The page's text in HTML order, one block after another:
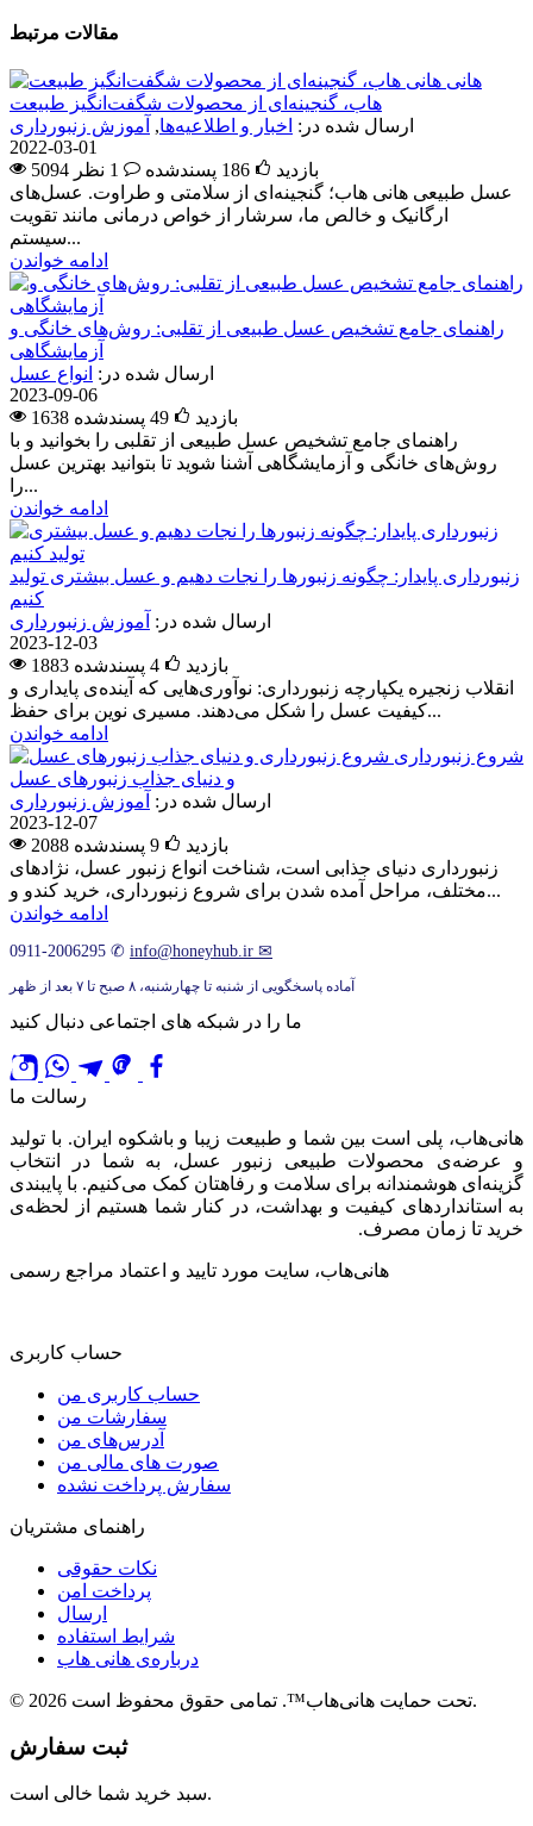
مقالات مرتبط
هانی
هاب، گنجینه‌ای از محصولات شگفت‌انگیز طبیعت
ارسال شده در: اخبار و اطلاعیه‌ها, آموزش زنبورداری
2022-03-01
5094 بازدید
186 پسندشده
1 نظر
عسل طبیعی هانی هاب؛ گنجینه‌ای از سلامتی و طراوت. عسل‌های
ارگانیک و خالص ما، سرشار از خواص درمانی مانند تقویت
سیستم...
ادامه خواندن
راهنمای جامع تشخیص عسل طبیعی از تقلبی: روش‌های خانگی و
آزمایشگاهی
ارسال شده در: انواع عسل
2023-09-06
1638 بازدید
49 پسندشده
راهنمای جامع تشخیص عسل طبیعی از تقلبی را بخوانید و با
روش‌های خانگی و آزمایشگاهی آشنا شوید تا بتوانید بهترین عسل
را...
ادامه خواندن
زنبورداری پایدار: چگونه زنبورها را نجات دهیم و عسل بیشتری تولید
کنیم
ارسال شده در: آموزش زنبورداری
2023-12-03
1883 بازدید
4 پسندشده
انقلاب زنجیره یکپارچه زنبورداری: نوآوری‌هایی که آینده‌ی پایداری و
کیفیت عسل را شکل می‌دهند. مسیری نوین برای حفظ...
ادامه خواندن
شروع زنبورداری
و دنیای جذاب زنبورهای عسل
ارسال شده در: آموزش زنبورداری
2023-12-07
2088 بازدید
9 پسندشده
زنبورداری دنیای جذابی است، شناخت انواع زنبور عسل، نژادهای
مختلف، مراحل آمده شدن برای شروع زنبورداری، خرید کندو و...
ادامه خواندن
0911-2006295 ✆ info@honeyhub.ir ✉
آماده پاسخگویی از شنبه تا چهارشنبه، ۸ صبح تا ۷ بعد از ظهر
ما را در شبکه های اجتماعی دنبال کنید
رسالت ما
هانی‌هاب، پلی است بین شما و طبیعت زیبا و باشکوه ایران. با تولید
و عرضه‌ی محصولات طبیعی زنبور عسل، به شما در انتخاب
گزینه‌ای هوشمندانه برای سلامت و رفاهتان کمک می‌کنیم. با پایبندی
به استانداردهای کیفیت و بهداشت، در کنار شما هستیم از لحظه‌ی
خرید تا زمان مصرف.
هانی‌هاب، سایت مورد تایید و اعتماد مراجع رسمی
حساب کاربری
حساب کاربری من
سفارشات من
آدرس‌های من
صورت های مالی من
سفارش پرداخت نشده
راهنمای مشتریان
نکات حقوقی
پرداخت امن
ارسال
شرایط استفاده
درباره‌ی هانی هاب
© 2026 تحت حمایت هانی‌هاب™. تمامی حقوق محفوظ است.
ثبت سفارش
سبد خرید شما خالی است.